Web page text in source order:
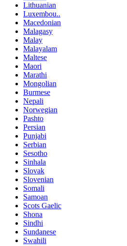
Lithuanian
Luxembou..
Macedonian
Malagasy
Malay
Malayalam
Maltese
Maori
Marathi
Mongolian
Burmese
Nepali
Norwegian
Pashto
Persian
Punjabi
Serbian
Sesotho
Sinhala
Slovak
Slovenian
Somali
Samoan
Scots Gaelic
Shona
Sindhi
Sundanese
Swahili